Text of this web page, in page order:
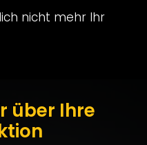
nicht mehr Ihr
über Ihre